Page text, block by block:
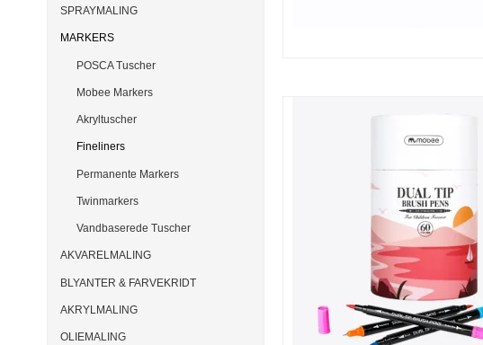
SPRAYMALING
MARKERS
POSCA Tuscher
Mobee Markers
Akryltuscher
Fineliners
Permanente Markers
Twinmarkers
Vandbaserede Tuscher
AKVARELMALING
BLYANTER & FARVEKRIDT
AKRYLMALING
OLIEMALING